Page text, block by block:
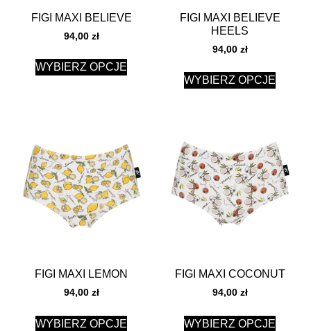
FIGI MAXI BELIEVE
94,00 zł
WYBIERZ OPCJE
FIGI MAXI BELIEVE
HEELS
94,00 zł
WYBIERZ OPCJE
FIGI MAXI LEMON
94,00 zł
WYBIERZ OPCJE
FIGI MAXI COCONUT
94,00 zł
WYBIERZ OPCJE